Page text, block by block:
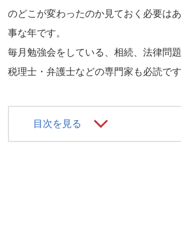
のどこが変わったのか見ておく必要は
事な年です。
毎月勉強会をしている、相続、法律問
税理士・弁護士などの専門家も必読です
目次を見る